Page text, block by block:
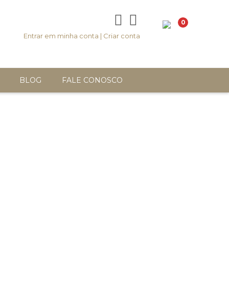
Entrar em minha conta | Criar conta
0
BLOG FALE CONOSCO